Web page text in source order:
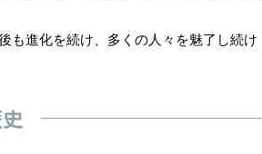
も進化を続け、多くの人々を魅了し続け